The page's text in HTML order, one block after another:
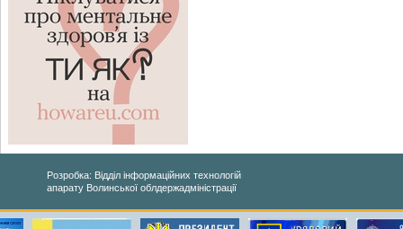
Розробка: Відділ інформаційних технологій
апарату Волинської облдержадміністрації